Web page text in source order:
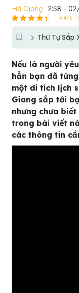
Hà Giang 2:58 -
4.4/5 -
Thứ Tự Sắp
Nếu là người
hẳn bạn đã
một di tích lịch
Giang sắp tới
nhưng chưa
trong bài viết
các thông tin